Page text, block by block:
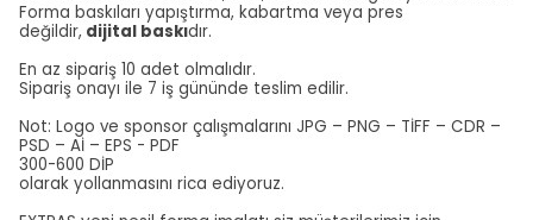
Forma baskıları yapıştırma, kabartma veya pres
değildir, dijital baskıdır.
En az sipariş 10 adet olmalıdır.
Sipariş onayı ile 7 iş gününde teslim edilir.
Not: Logo ve sponsor çalışmalarını JPG – PNG – TİFF – CDR –
PSD – Aİ – EPS - PDF
300-600 DİP
olarak yollanmasını rica ediyoruz.